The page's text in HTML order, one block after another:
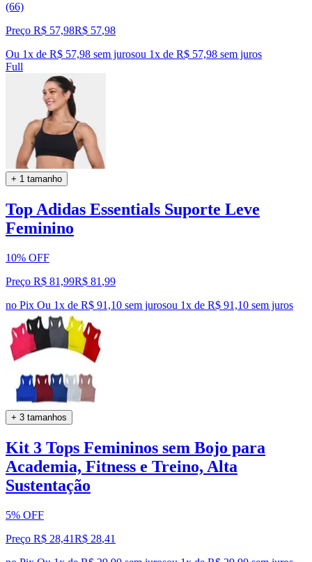
(66)
Preço R$ 57,98R$ 57,98
Ou 1x de R$ 57,98 sem jurosou 1x de R$ 57,98 sem juros
Full
+ 1 tamanho
Top Adidas Essentials Suporte Leve
Feminino
10% OFF
Preço R$ 81,99R$ 81 ,99
no Pix Ou 1x de R$ 91,10 sem jurosou 1x de R$ 91,10 sem juros
+ 3 tamanhos
Kit 3 Tops Femininos sem Bojo para
Academia, Fitness e Treino, Alta
Sustentação
5% OFF
Preço R$ 28,41R$ 28,41